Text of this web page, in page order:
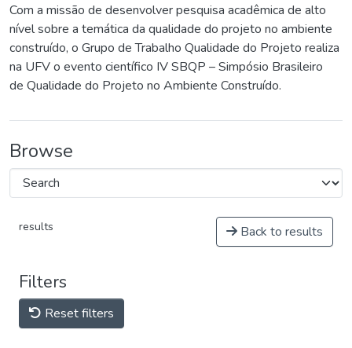
Com a missão de desenvolver pesquisa acadêmica de alto
nível sobre a temática da qualidade do projeto no ambiente
construído, o Grupo de Trabalho Qualidade do Projeto realiza
na UFV o evento científico IV SBQP – Simpósio Brasileiro
de Qualidade do Projeto no Ambiente Construído.
Browse
results Back to results
Filters
Reset filters